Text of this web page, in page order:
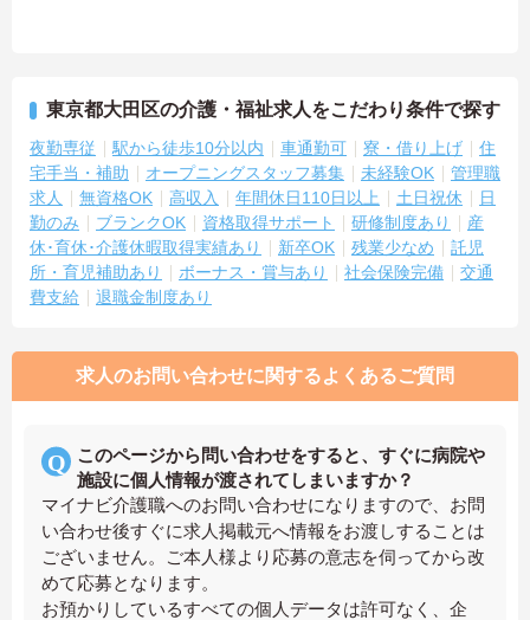
東京都大田区の介護・福祉求人をこだわり条件で探す
夜勤専従 駅から徒歩10分以内 車通勤可 寮・借り上げ
住
宅手当・補助
オープニングスタッフ募集 未経験OK
管理職
求人
無資格OK 高収入 年間休日110日以上 土日祝休
日
勤のみ
ブランクOK 資格取得サポート 研修制度あり
産
休･育休･介護休暇取得実績あり
新卒OK 残業少なめ
託児
所・育児補助あり
ボーナス・賞与あり 社会保険完備
交通
費支給
退職金制度あり
求人のお問い合わせに関するよくあるご質問
このページから問い合わせをすると、すぐに病院や
施設に個人情報が渡されてしまいますか？
マイナビ介護職へのお問い合わせになりますので、お問
い合わせ後すぐに求人掲載元へ情報をお渡しすることは
ございません。ご本人様より応募の意志を伺ってから改
めて応募となります。
お預かりしているすべての個人データは許可なく、企